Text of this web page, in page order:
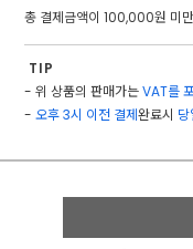
총 결제금액이 100,000원 미
TIP
- 위 상품의 판매가는VAT를
-오후 3시 이전 결제완료시